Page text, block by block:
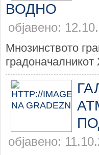
ВОДНО
објавено:
Мнозинството
објавено: